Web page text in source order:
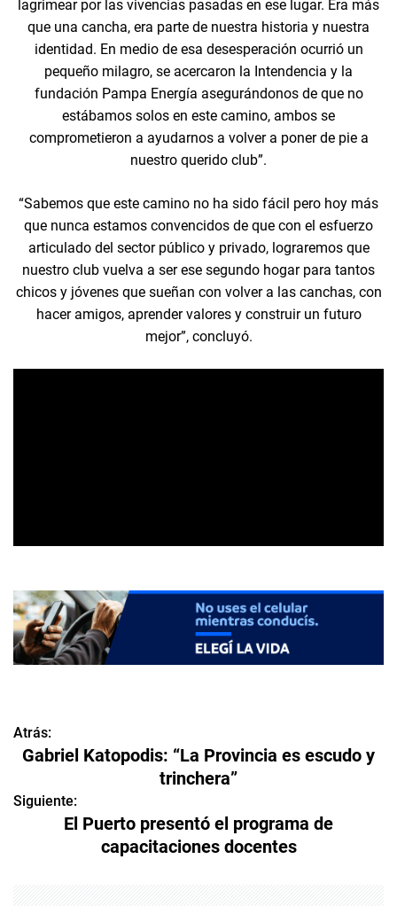
lagrimear por las vivencias pasadas en ese lugar. Era más
que una cancha, era parte de nuestra historia y nuestra
identidad. En medio de esa desesperación ocurrió un
pequeño milagro, se acercaron la Intendencia y la
fundación Pampa Energía asegurándonos de que no
estábamos solos en este camino, ambos se
comprometieron a ayudarnos a volver a poner de pie a
nuestro querido club”.
“Sabemos que este camino no ha sido fácil pero hoy más
que nunca estamos convencidos de que con el esfuerzo
articulado del sector público y privado, lograremos que
nuestro club vuelva a ser ese segundo hogar para tantos
chicos y jóvenes que sueñan con volver a las canchas, con
hacer amigos, aprender valores y construir un futuro
mejor”, concluyó.
N
v
Atrás:
Gabriel Katopodis: “La Provincia es escudo y
trinchera”
Siguiente:
El Puerto presentó el programa de
capacitaciones docentes